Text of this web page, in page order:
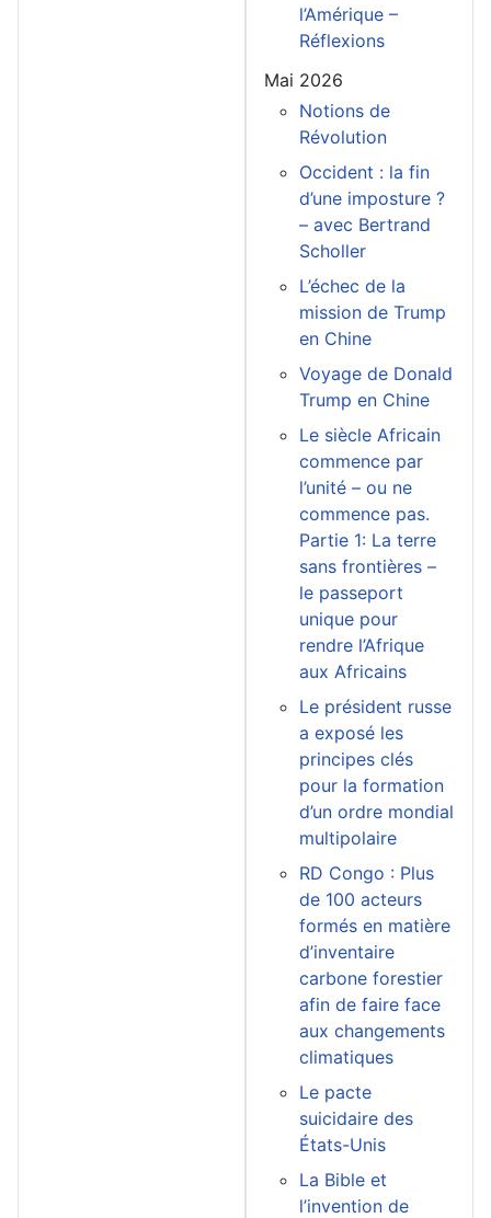
l’Amérique –
Réflexions
Mai 2026
Notions de
Révolution
Occident : la fin
d’une imposture ?
– avec Bertrand
Scholler
L’échec de la
mission de Trump
en Chine
Voyage de Donald
Trump en Chine
Le siècle Africain
commence par
l’unité – ou ne
commence pas.
Partie 1: La terre
sans frontières –
le passeport
unique pour
rendre l’Afrique
aux Africains
Le président russe
a exposé les
principes clés
pour la formation
d’un ordre mondial
multipolaire
RD Congo : Plus
de 100 acteurs
formés en matière
d’inventaire
carbone forestier
afin de faire face
aux changements
climatiques
Le pacte
suicidaire des
États-Unis
La Bible et
l’invention de